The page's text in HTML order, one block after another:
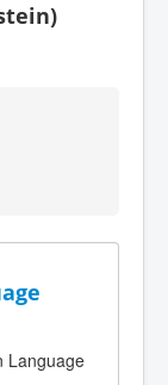
Language